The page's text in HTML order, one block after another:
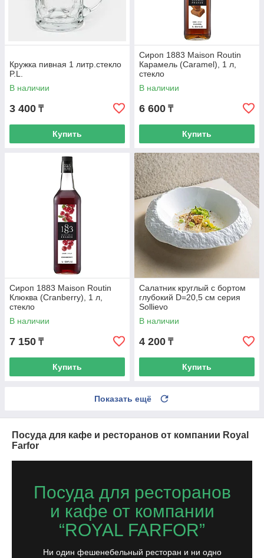
Кружка пивная 1 литр.стекло
P.L.
В наличии
3 400 ₸
Купить
Сироп 1883 Maison Routin
Карамель (Caramel), 1 л,
стекло
В наличии
6 600 ₸
Купить
Сироп 1883 Maison Routin
Клюква (Cranberry), 1 л,
стекло
В наличии
7 150 ₸
Купить
Салатник круглый с бортом
глубокий D=20,5 см серия
Sollievo
В наличии
4 200 ₸
Купить
Показать ещё
Посуда для кафе и ресторанов от компании Royal
Farfor
Посуда для ресторанов
и кафе от компании
“ROYAL FARFOR”
Ни один фешенебельный ресторан и ни одно